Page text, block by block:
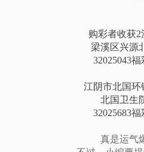
购彩者收获2
梁溪区兴源
32025043
江阴市北国环
北国卫生
32025683
真是运气